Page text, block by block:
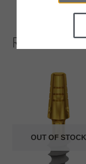
Related
OUT OF STOCK